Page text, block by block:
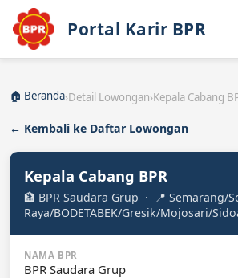
Portal Karir BPR
🏠 Beranda›Detail Lowongan›Kepala Cabang
← Kembali ke Daftar Lowongan
Kepala Cabang BPR
🏦 BPR Saudara Grup · 📍 Semarang/
Raya/BODETABEK/Gresik/Mojosari/
NAMA BPR
BPR Saudara Grup